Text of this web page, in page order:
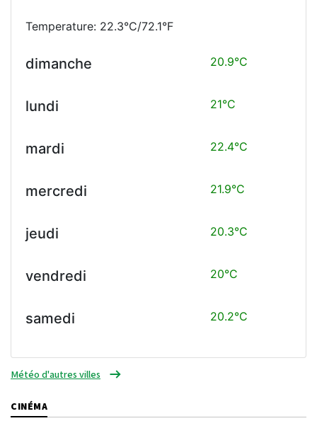
Temperature: 22.3°C/72.1°F
dimanche 20.9°C
lundi 21°C
mardi 22.4°C
mercredi 21.9°C
jeudi 20.3°C
vendredi 20°C
samedi 20.2°C
Météo d'autres villes
CINÉMA